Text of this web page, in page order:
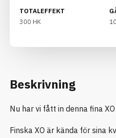
TOTALEFFEKT
300 HK
Beskrivning
Nu har vi fått in denna fina XO
Finska XO är kända för sina